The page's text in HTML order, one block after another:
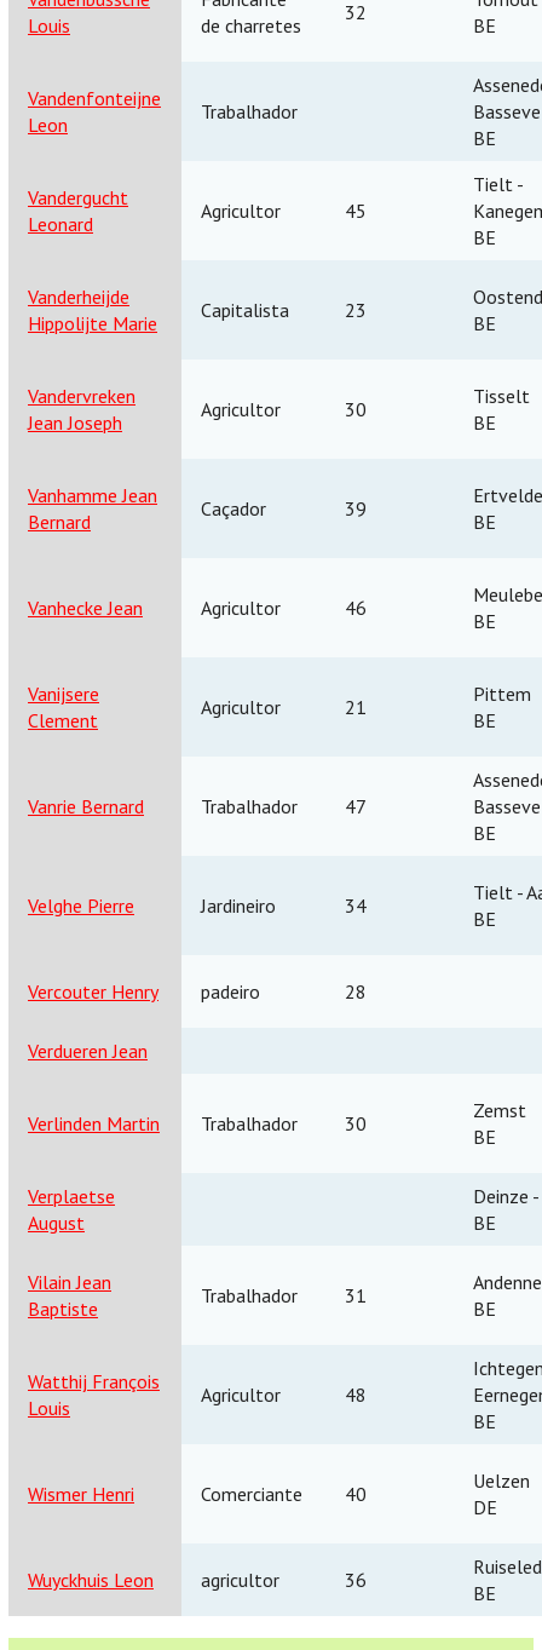
Louis
de charretes
32
BE
Vandenfonteijne
Leon
Trabalhador
BE
Vandergucht
Leonard
Agricultor 45
Tielt -
BE
Vanderheijde
Hippolijte Marie
Capitalista 23
BE
Vandervreken
Jean Joseph
Agricultor 30
Tisselt
BE
Vanhamme Jean
Bernard
Caçador 39
Ertvelde
BE
Vanhecke Jean Agricultor 46
BE
Vanijsere
Clement
Agricultor 21
Pittem
BE
Vanrie Bernard Trabalhador 47
BE
Velghe Pierre Jardineiro 34
Tielt -
BE
Vercouter Henry padeiro 28
Verdueren Jean
Verlinden Martin Trabalhador 30
Zemst
BE
Verplaetse
August
Deinze
BE
Vilain Jean
Baptiste
Trabalhador 31
Andenne
BE
Watthij François
Louis
Agricultor 48
BE
Wismer Henri Comerciante 40
Uelzen
DE
Wuyckhuis Leon agricultor 36
BE